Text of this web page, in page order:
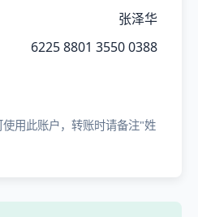
张泽华
6225 8801 3550 0388
用此账户，转账时请备注"姓